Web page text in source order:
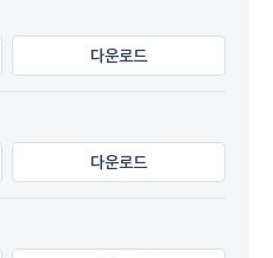
다운로드
다운로드